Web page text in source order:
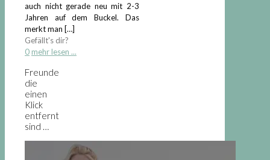
auch nicht gerade neu mit 2-3
Jahren auf dem Buckel. Das
merkt man […]
Gefällt's dir?
0 mehr lesen ...
Freunde
die
einen
Klick
entfernt
sind …